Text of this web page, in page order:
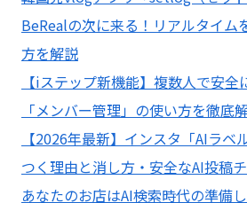
BeRealの次に来る！リアルタイム
方を解説
【iステップ新機能】複数人で安全
「メンバー管理」の使い方を徹底
【2026年最新】インスタ「AIラベ
つく理由と消し方・安全なAI投稿
あなたのお店はAI検索時代の準備